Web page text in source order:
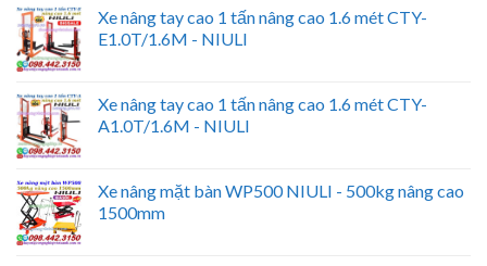
Xe nâng tay cao 1 tấn nâng cao 1.6 mét CTY-
E1.0T/1.6M - NIULI
Xe nâng tay cao 1 tấn nâng cao 1.6 mét CTY-
A1.0T/1.6M - NIULI
Xe nâng mặt bàn WP500 NIULI - 500kg nâng cao
1500mm